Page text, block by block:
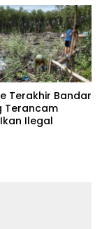
Terakhir Bandar
Terancam
Ilegal